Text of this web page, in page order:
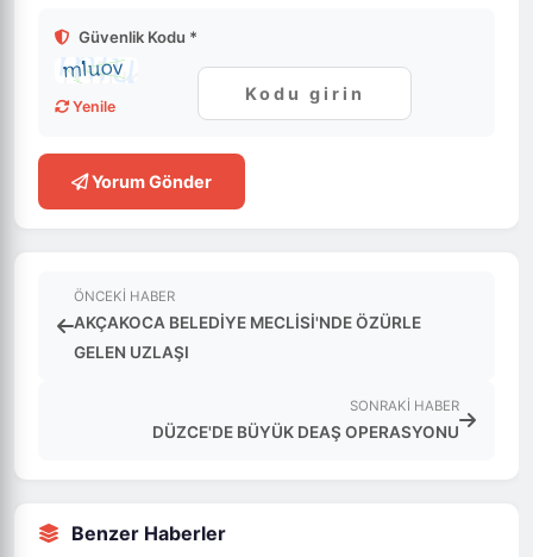
Güvenlik Kodu *
Yenile
Yorum Gönder
ÖNCEKI HABER
AKÇAKOCA BELEDİYE MECLİSİ'NDE ÖZÜRLE
GELEN UZLAŞI
SONRAKI HABER
DÜZCE'DE BÜYÜK DEAŞ OPERASYONU
Benzer Haberler